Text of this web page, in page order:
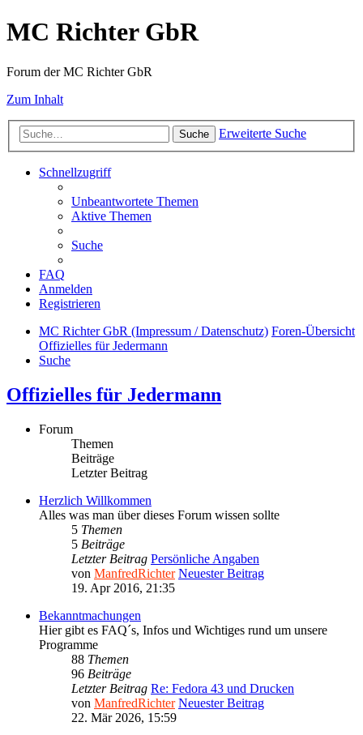
MC Richter GbR
Forum der MC Richter GbR
Zum Inhalt
Suche Erweiterte Suche
Schnellzugriff
Unbeantwortete Themen
Aktive Themen
Suche
FAQ
Anmelden
Registrieren
MC Richter GbR (Impressum / Datenschutz) Foren-Übersicht
Offizielles für Jedermann
Suche
Offizielles für Jedermann
Forum
Themen
Beiträge
Letzter Beitrag
Herzlich Willkommen
Alles was man über dieses Forum wissen sollte
5 Themen
5 Beiträge
Letzter Beitrag Persönliche Angaben
von ManfredRichter Neuester Beitrag
19. Apr 2016, 21:35
Bekanntmachungen
Hier gibt es FAQ´s, Infos und Wichtiges rund um unsere
Programme
88 Themen
96 Beiträge
Letzter Beitrag Re: Fedora 43 und Drucken
von ManfredRichter Neuester Beitrag
22. Mär 2026, 15:59